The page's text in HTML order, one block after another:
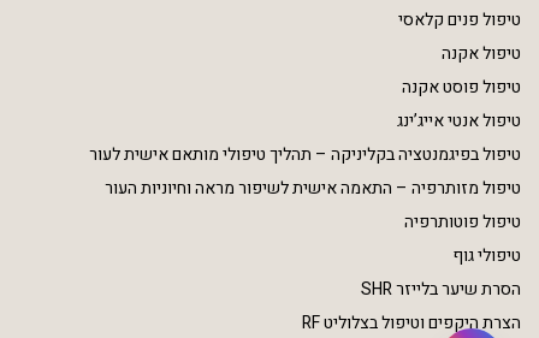
טיפול פנים קלאסי
טיפול אקנה
טיפול פוסט אקנה
טיפול אנטי אייג’ינג
טיפול בפיגמנטציה בקליניקה – תהליך טיפולי מותאם אישית לעור
טיפול מזותרפיה – התאמה אישית לשיפור מראה וחיוניות העור
טיפול פוטותרפיה
טיפולי גוף
הסרת שיער בלייזר SHR
הצרת היקפים וטיפול בצלוליט RF